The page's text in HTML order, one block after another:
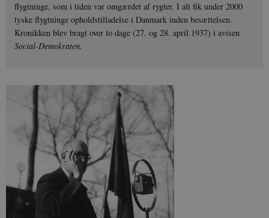
flygtninge, som i tiden var omgærdet af rygter. I alt fik under 2000
tyske flygtninge opholdstilladelse i Danmark inden besættelsen.
Kronikken blev bragt over to dage (27. og 28. april 1937) i avisen
Social-Demokraten.